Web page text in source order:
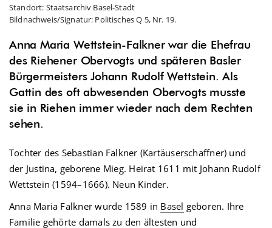
Sonstiges
Über Riehen
Standort: Staatsarchiv Basel-Stadt
Bildnachweis/Signatur: Politisches Q 5, Nr. 19.
Anna Maria Wettstein-Falkner war die Ehefrau
des Riehener Obervogts und späteren Basler
Bürgermeisters Johann Rudolf Wettstein. Als
Gattin des oft abwesenden Obervogts musste
sie in Riehen immer wieder nach dem Rechten
sehen.
Tochter des Sebastian Falkner (Kartäuserschaffner) und
der Justina, geborene Mieg. Heirat 1611 mit Johann Rudolf
Wettstein (1594–1666). Neun Kinder.
Anna Maria Falkner wurde 1589 in Basel geboren. Ihre
Familie gehörte damals zu den ältesten und